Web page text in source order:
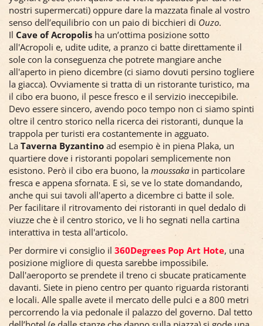
nostri supermercati) oppure dare la mazzata finale al vostro
senso dell’equilibrio con un paio di bicchieri di Ouzo.
Il Cave of Acropolis ha un’ottima posizione sotto
all'Acropoli e, udite udite, a pranzo ci batte direttamente il
sole con la conseguenza che potrete mangiare anche
all'aperto in pieno dicembre (ci siamo dovuti persino togliere
la giacca). Ovviamente si tratta di un ristorante turistico, ma
il cibo era buono, il pesce fresco e il servizio ineccepibile.
Devo essere sincero, avendo poco tempo non ci siamo spinti
oltre il centro storico nella ricerca dei ristoranti, dunque la
trappola per turisti era costantemente in agguato.
La Taverna Byzantino ad esempio è in piena Plaka, un
quartiere dove i ristoranti popolari semplicemente non
esistono. Però il cibo era buono, la moussaka in particolare
fresca e appena sfornata. E sì, se ve lo state domandando,
anche qui sui tavoli all'aperto a dicembre ci batte il sole.
Per facilitare il ritrovamento dei ristoranti in quel dedalo di
viuzze che è il centro storico, ve li ho segnati nella cartina
interattiva in testa all'articolo.
Per dormire vi consiglio il 360Degrees Pop Art Hote, una
posizione migliore di questa sarebbe impossibile.
Dall'aeroporto se prendete il treno ci sbucate praticamente
davanti. Siete in pieno centro per quanto riguarda ristoranti
e locali. Alle spalle avete il mercato delle pulci e a 800 metri
percorrendo la via pedonale il palazzo del governo. Dal tetto